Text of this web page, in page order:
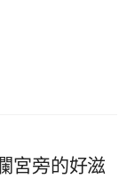
宮旁的好滋